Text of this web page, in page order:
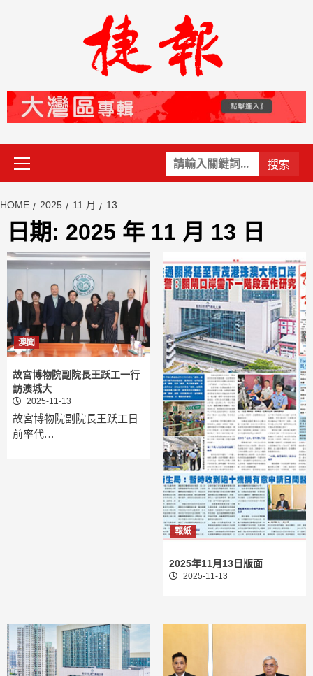
關
鍵
Primary
Menu
HOME 2025 11 月 13
日期: 2025 年 11 月 13 日
澳聞
故宮博物院副院長王跃工一行
訪澳城大
2025-11-13
故宮博物院副院長王跃工日
前率代…
報紙
2025年11月13日版面
2025-11-13